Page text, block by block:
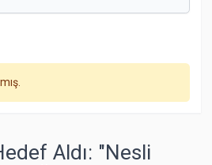
Aldı: "Nesli